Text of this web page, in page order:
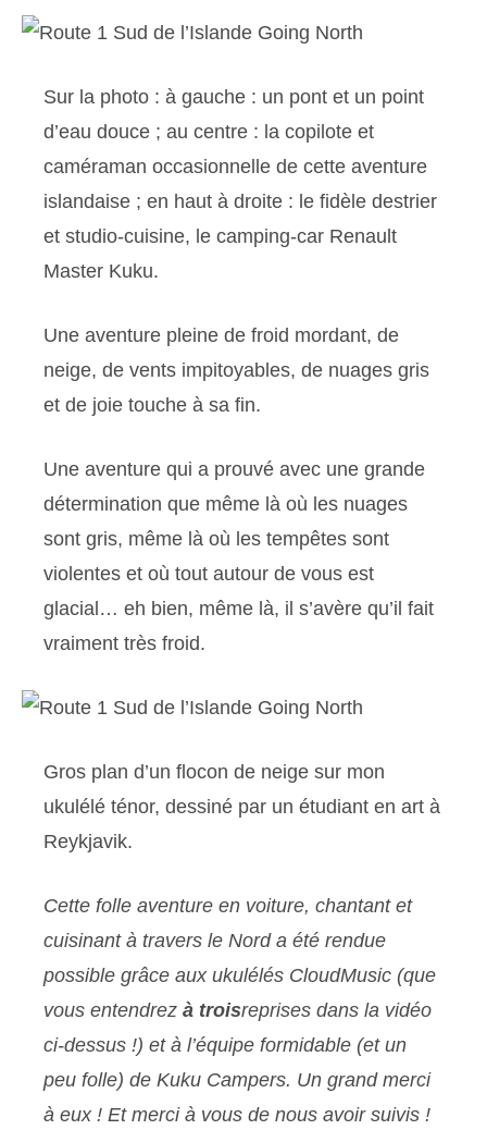
Sur la photo : à gauche : un pont et un point
d’eau douce ; au centre : la copilote et
caméraman occasionnelle de cette aventure
islandaise ; en haut à droite : le fidèle destrier
et studio-cuisine, le camping-car Renault
Master Kuku.
Une aventure pleine de froid mordant, de
neige, de vents impitoyables, de nuages ​​gris
et de joie touche à sa fin.
Une aventure qui a prouvé avec une grande
détermination que même là où les nuages ​​
sont gris, même là où les tempêtes sont
violentes et où tout autour de vous est
glacial… eh bien, même là, il s’avère qu’il fait
vraiment très froid.
Gros plan d’un flocon de neige sur mon
ukulélé ténor, dessiné par un étudiant en art à
Reykjavik.
Cette folle aventure en voiture, chantant et
cuisinant à travers le Nord a été rendue
possible grâce aux ukulélés CloudMusic (que
vous entendrez à troisreprises dans la vidéo
ci-dessus !) et à l’équipe formidable (et un
peu folle) de Kuku Campers. Un grand merci
à eux ! Et merci à vous de nous avoir suivis !